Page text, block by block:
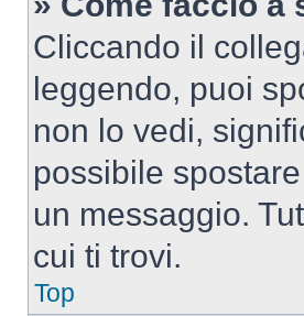
Cliccando il
leggendo, puoi
non lo vedi,
possibile
un messaggio.
cui ti trovi.
Top